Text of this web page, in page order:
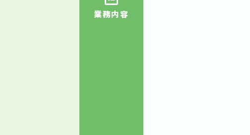
業務内容